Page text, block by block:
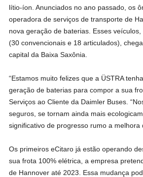
lítio-íon. Anunciados no ano passado, os
operadora de serviços de transporte de
nova geração de baterias. Esses
(30 convencionais e 18 articulados),
capital da Baixa Saxônia.
“Estamos muito felizes que a ÜSTRA
geração de baterias para compor a sua
Serviços ao Cliente da Daimler Buses.
seguros, se tornam ainda mais
significativo de progresso rumo a melhora
Os primeiros eCitaro já estão operando
sua frota 100% elétrica, a empresa
de Hannover até 2023. Essa mudança